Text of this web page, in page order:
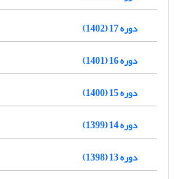
دوره 17 (1402)
دوره 16 (1401)
دوره 15 (1400)
دوره 14 (1399)
دوره 13 (1398)